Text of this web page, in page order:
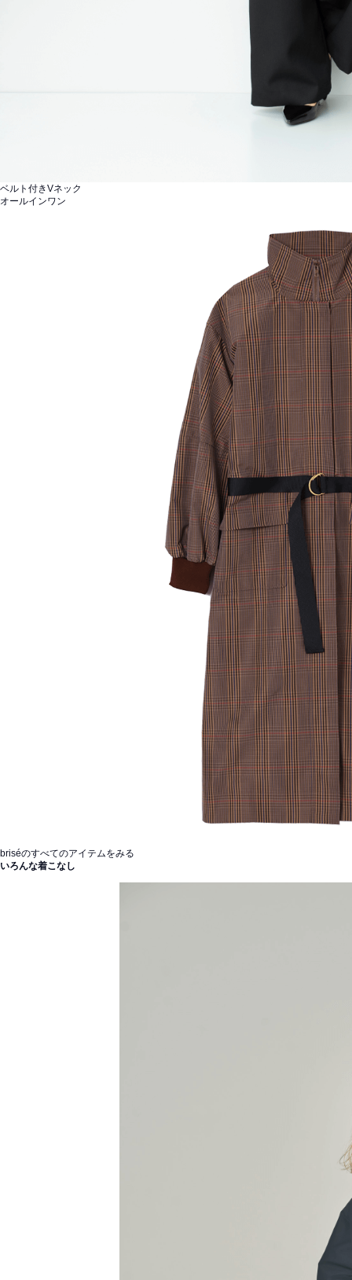
ベルト付きVネック
オールインワン
briséのすべてのアイテムをみる
いろんな着こなし